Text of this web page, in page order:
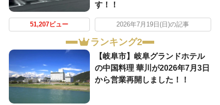
す！！
51,207ビュー 2026年7月19日(日)の記事
ランキング2
【岐阜市】岐阜グランドホテル
の中国料理 華川が2026年7月3日
から営業再開しました！！